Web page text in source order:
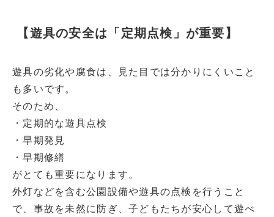
【遊具の安全は「定期点検」が重要】
遊具の劣化や腐食は、見た目では分かりにくいこと
も多いです。
そのため、
・定期的な遊具点検
・早期発見
・早期修繕
がとても重要になります。
外灯などを含む公園設備や遊具の点検を行うこと
で、事故を未然に防ぎ、子どもたちが安心して遊べ